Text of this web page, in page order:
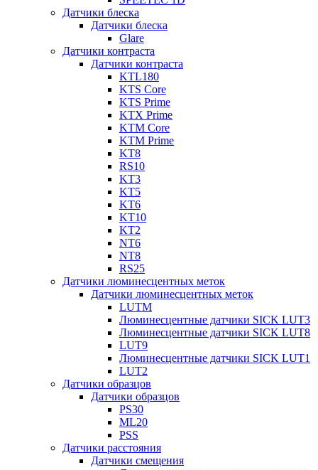
Датчики блеска
Датчики блеска
Glare
Датчики контраста
Датчики контраста
KTL180
KTS Core
KTS Prime
KTX Prime
KTM Core
KTM Prime
KT8
RS10
KT3
KT5
KT6
KT10
KT2
NT6
NT8
RS25
Датчики люминесцентных меток
Датчики люминесцентных меток
LUTM
Люминесцентные датчики SICK LUT3
Люминесцентные датчики SICK LUT8
LUT9
Люминесцентные датчики SICK LUT1
LUT2
Датчики образцов
Датчики образцов
PS30
ML20
PSS
Датчики расстояния
Датчики смещения